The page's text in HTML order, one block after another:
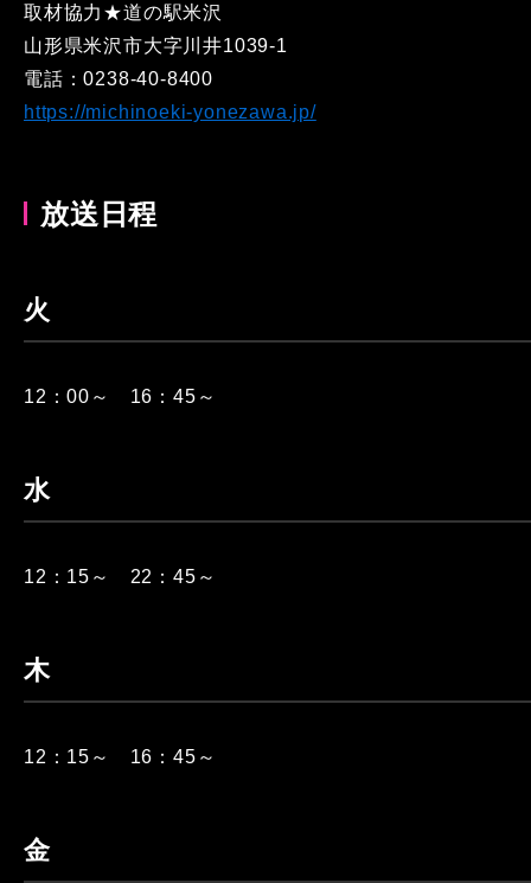
取材協力★道の駅米沢
山形県米沢市大字川井1039-1
電話：0238-40-8400
https://michinoeki-yonezawa.jp/
放送日程
火
12：00～ 16：45～
水
12：15～ 22：45～
木
12：15～ 16：45～
金